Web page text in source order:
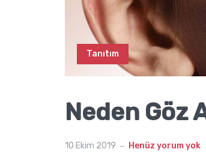
Tanıtım
Neden Göz
10 Ekim 2019 Henüz yorum yok